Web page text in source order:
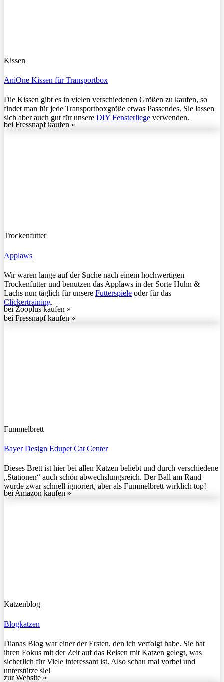
Kissen
AniOne Kissen für Transportbox
Die Kissen gibt es in vielen verschiedenen Größen zu kaufen, so
findet man für jede Transportboxgröße etwas Passendes. Sie lassen
sich aber auch gut für unsere DIY Fensterliege verwenden.
bei Fressnapf kaufen »
Trockenfutter
Applaws
Wir waren lange auf der Suche nach einem hochwertigen
Trockenfutter und benutzen das Applaws in der Sorte Huhn &
Lachs nun täglich für unsere Futterspiele oder für das
Clickertraining.
bei Zooplus kaufen »
bei Fressnapf kaufen »
Fummelbrett
Bayer Design Edupet Cat Center
Dieses Brett ist hier bei allen Katzen beliebt und durch verschiedene
„Stationen“ auch schön abwechslungsreich. Der Ball am Rand
wurde zwar schnell ignoriert, aber als Fummelbrett wirklich top!
bei Amazon kaufen »
Katzenblog
Blogkatzen
Dianas Blog war einer der Ersten, den ich verfolgt habe. Sie hat
ihren Fokus mit der Zeit auf das Reisen mit Katzen gelegt, was
sicherlich für Viele interessant ist. Also schau mal vorbei und
unterstütze sie!
zur Website »